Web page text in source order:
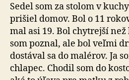
Sedel som za stolom v
prišiel domov. Bol o 11
mal asi 19. Bol chytrejší
som poznal, ale bol veľmi
dostával sa do malérov. Ja
chlapec. Chodil som do